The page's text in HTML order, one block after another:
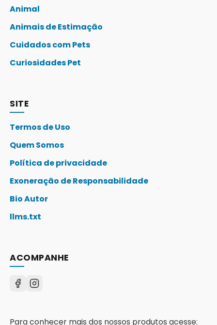
Animal
Animais de Estimação
Cuidados com Pets
Curiosidades Pet
SITE
Termos de Uso
Quem Somos
Política de privacidade
Exoneração de Responsabilidade
Bio Autor
llms.txt
ACOMPANHE
Para conhecer mais dos nossos produtos acesse: